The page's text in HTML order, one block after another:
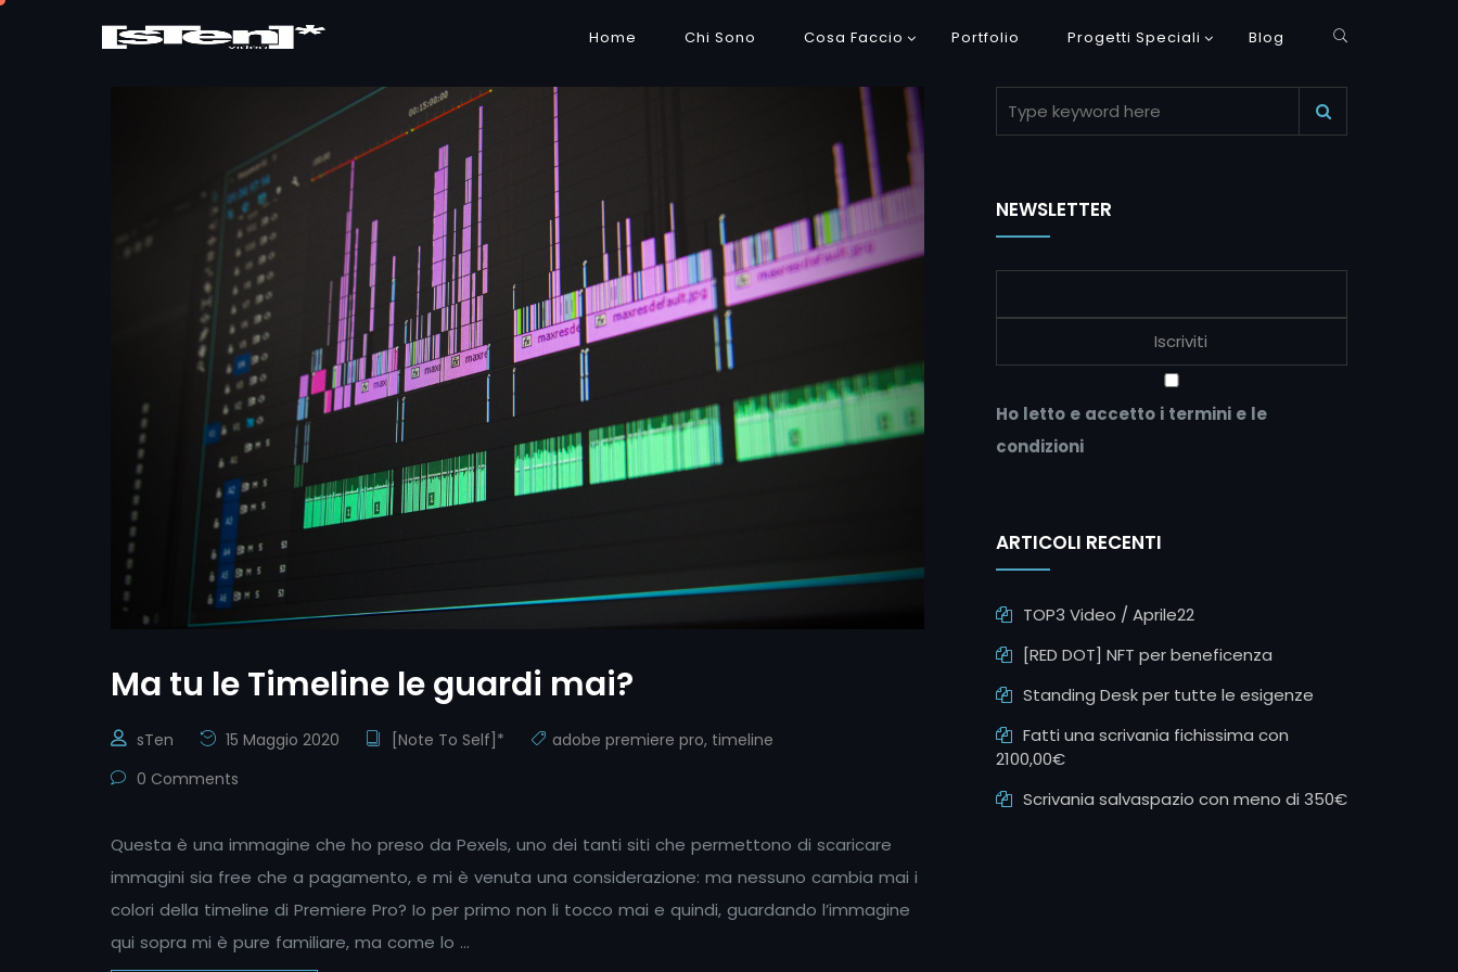
Home Chi Sono Cosa Faccio Portfolio Progetti Speciali Blog
Ma tu le Timeline le guardi mai?
sTen 15 Maggio 2020 [Note To Self]* adobe premiere pro, timeline
0 Comments
Questa è una immagine che ho preso da Pexels, uno dei tanti siti che permettono di scaricare
immagini sia free che a pagamento, e mi è venuta una considerazione: ma nessuno cambia mai i
colori della timeline di Premiere Pro? Io per primo non li tocco mai e quindi, guardando l’immagine
qui sopra mi è pure familiare, ma come lo …
NEWSLETTER
Ho letto e accetto i termini e le
condizioni
ARTICOLI RECENTI
TOP3 Video / Aprile22
[RED DOT] NFT per beneficenza
Standing Desk per tutte le esigenze
Fatti una scrivania fichissima con
2100,00€
Scrivania salvaspazio con meno di 350€